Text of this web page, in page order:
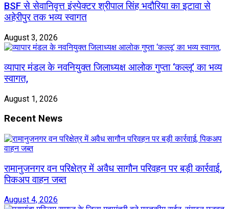
BSF से सेवानिवृत्त इंस्पेक्टर श्रीपाल सिंह भदौरिया का इटावा से
अहेरीपुर तक भव्य स्वागत
August 3, 2026
व्यापार मंडल के नवनियुक्त जिलाध्यक्ष आलोक गुप्ता ‘कल्लू’ का भव्य
स्वागत,
August 1, 2026
Recent News
रामानुजनगर वन परिक्षेत्र में अवैध सागौन परिवहन पर बड़ी कार्रवाई,
पिकअप वाहन जब्त
August 4, 2026